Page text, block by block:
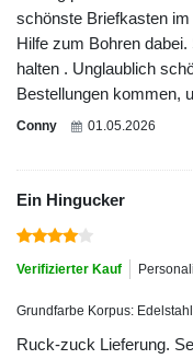
schönste Briefkasten
Hilfe zum Bohren
halten . Unglaublich
Bestellungen kommen,
Conny 01.05.2026
Ein Hingucker
Verifizierter Kauf
Grundfarbe Korpus: Edelstahl
Ruck-zuck Lieferung.